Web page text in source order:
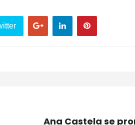
Ana Castela se